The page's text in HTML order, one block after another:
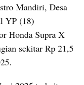
Mandiri, Desa
YP (18)
Honda Supra X
sekitar Rp 21,5